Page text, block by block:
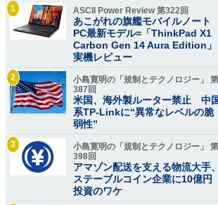
1
ASCII Power Review 第322回
あこがれの旗艦モバイルノート
PC最新モデル=「ThinkPad X1
Carbon Gen 14 Aura Edition」
実機レビュー
2
小島寛明の「規制とテクノロジー」 第
387回
米国、海外製ルーター禁止 中
系TP-Linkに“異常なレベルの脆
弱性”
3
小島寛明の「規制とテクノロジー」 第
398回
アマゾン配送を支える物流大手、
ステーブルコイン企業に10億円
投資のワケ